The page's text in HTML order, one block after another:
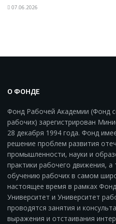
07.06.2026
О ФОНДЕ
Фонд Рабочей Академии (Фонд
рабочих) зарегистрирован
28 декабря 1994 года. Фонд
решение проблем развития
промышленности, науки и
практики рабочего движения, а
обучению рабочих в самом
настоящее время в рамках
Университет и Университет
проводятся занятия и
выражения и отстаивания